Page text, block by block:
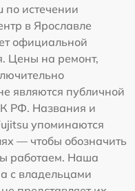
по истечении
в Ярославле
официальной
Цены на ремонт,
являются публичной
РФ. Названия и
упоминаются
— чтобы обозначить
работаем. Наша
с владельцами